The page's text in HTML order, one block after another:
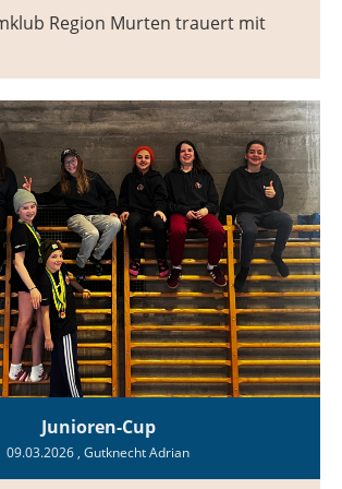
Region Murten trauert mit
Junioren-Cup
09.03.2026 , Gutknecht Adrian